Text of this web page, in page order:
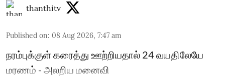
thanthitv
Published on: 08 Aug 2026, 7:47 am
நரம்புக்குள் கரைத்து ஊற்றியதால் 24 வயதிலேயே
மரணம் - அலறிய மனைவி